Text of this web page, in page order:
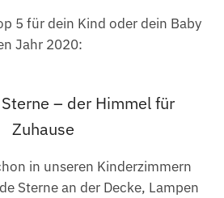
5 für dein Kind oder dein Baby
Jahr 2020:
– der Himmel für
Zuhause
in unseren Kinderzimmern
Sterne an der Decke, Lampen